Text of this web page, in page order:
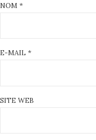
NOM *
E-MAIL *
SITE WEB